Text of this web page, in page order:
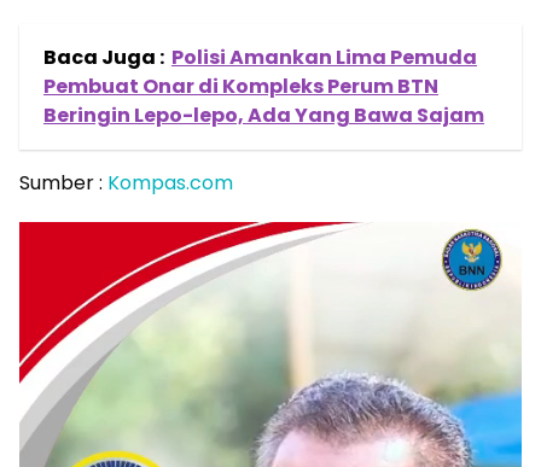
Baca Juga : Polisi Amankan Lima Pemuda
Pembuat Onar di Kompleks Perum BTN
Beringin Lepo-lepo, Ada Yang Bawa Sajam
Sumber : Kompas.com